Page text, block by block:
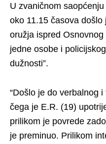
U zvaničnom
oko 11.15 časova
oružja ispred
jedne osobe i
dužnosti”.
“Došlo je do verbalnog
čega je E.R. (19)
prilikom je povrede
je preminuo. Prilikom